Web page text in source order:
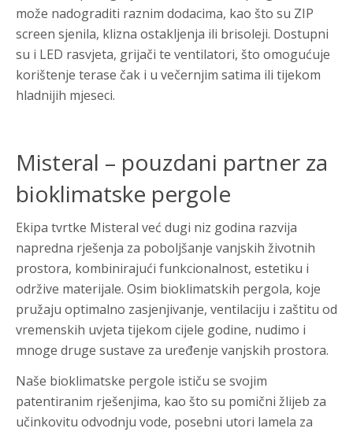
može nadograditi raznim dodacima, kao što su ZIP
screen sjenila, klizna ostakljenja ili brisoleji. Dostupni
su i LED rasvjeta, grijači te ventilatori, što omogućuje
korištenje terase čak i u večernjim satima ili tijekom
hladnijih mjeseci.
Misteral – pouzdani partner za
bioklimatske pergole
Ekipa tvrtke Misteral već dugi niz godina razvija
napredna rješenja za poboljšanje vanjskih životnih
prostora, kombinirajući funkcionalnost, estetiku i
održive materijale. Osim bioklimatskih pergola, koje
pružaju optimalno zasjenjivanje, ventilaciju i zaštitu od
vremenskih uvjeta tijekom cijele godine, nudimo i
mnoge druge sustave za uređenje vanjskih prostora.
Naše bioklimatske pergole ističu se svojim
patentiranim rješenjima, kao što su pomični žlijeb za
učinkovitu odvodnju vode, posebni utori lamela za